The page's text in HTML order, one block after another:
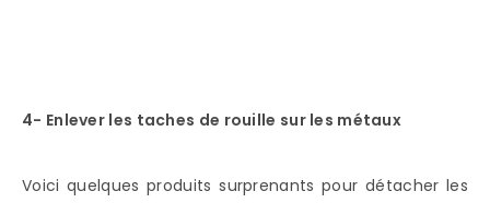
4- Enlever les taches de rouille sur les métaux
Voici quelques produits surprenants pour détacher les